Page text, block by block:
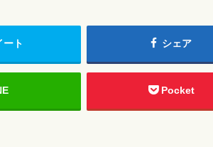
ート シェア
Pocket